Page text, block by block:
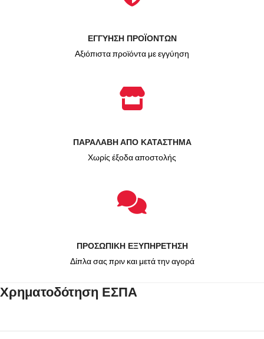
ΕΓΓΥΗΣΗ ΠΡΟΪΟΝΤΩΝ
Αξιόπιστα προϊόντα με εγγύηση
ΠΑΡΑΛΑΒΗ ΑΠΟ ΚΑΤΑΣΤΗΜΑ
Χωρίς έξοδα αποστολής
ΠΡΟΣΩΠΙΚΗ ΕΞΥΠΗΡΕΤΗΣΗ
Δίπλα σας πριν και μετά την αγορά
Χρηματοδότηση ΕΣΠΑ